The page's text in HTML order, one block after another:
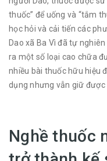
thuốc” để uống và “tắm
học hỏi và cải tiến các
Dao xã Ba Vì đã tự
ra một số loại cao chữa
nhiều bài thuốc hữu hiệu
dụng nhưng vẫn giữ được
Nghề thuốc